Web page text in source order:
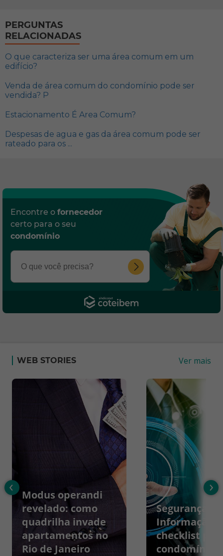
PERGUNTAS
RELACIONADAS
O que caracteriza ser uma área comum em um
edifício?
Venda de área comum do condomínio pode ser
vendida? P
Estacionamento É Area Comum?
Despesas de agua e gas da área comum pode ser
rateado para os ...
Encontre o fornecedor
certo para o seu
condomínio
WEB STORIES Ver mais
Modus operandi
revelado: como
quadrilha invade
apartamentos no
Rio de Janeiro
Segurança da
Informação:
checklist
condomínios
‹ ›